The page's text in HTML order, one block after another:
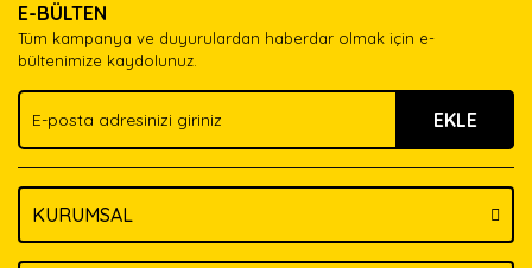
Ürün açıklamasında eksik bilgiler bulunuyor.
Ürün bilgilerinde hatalar bulunuyor.
Ürün fiyatı diğer sitelerden daha pahalı.
Bu ürüne benzer farklı alternatifler olmalı.
E-BÜLTEN
Tüm kampanya ve duyurulardan haberdar olmak için e-
bültenimize kaydolunuz.
EKLE
KURUMSAL